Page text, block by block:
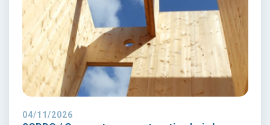
04/11/2026